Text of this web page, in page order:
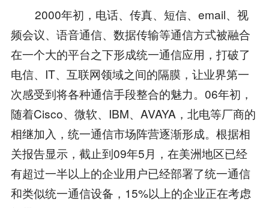
2000年初，电话、传真、短信、email、视
频会议、语音通信、数据传输等通信方式被融合
在一个大的平台之下形成统一通信应用，打破了
电信、IT、互联网领域之间的隔膜，让业界第一
次感受到将各种通信手段整合的魅力。06年初，
随着Cisco、微软、IBM、AVAYA，北电等厂商的
相继加入，统一通信市场阵营逐渐形成。根据相
关报告显示，截止到09年5月，在美洲地区已经
有超过一半以上的企业用户已经部署了统一通信
和类似统一通信设备，15%以上的企业正在考虑